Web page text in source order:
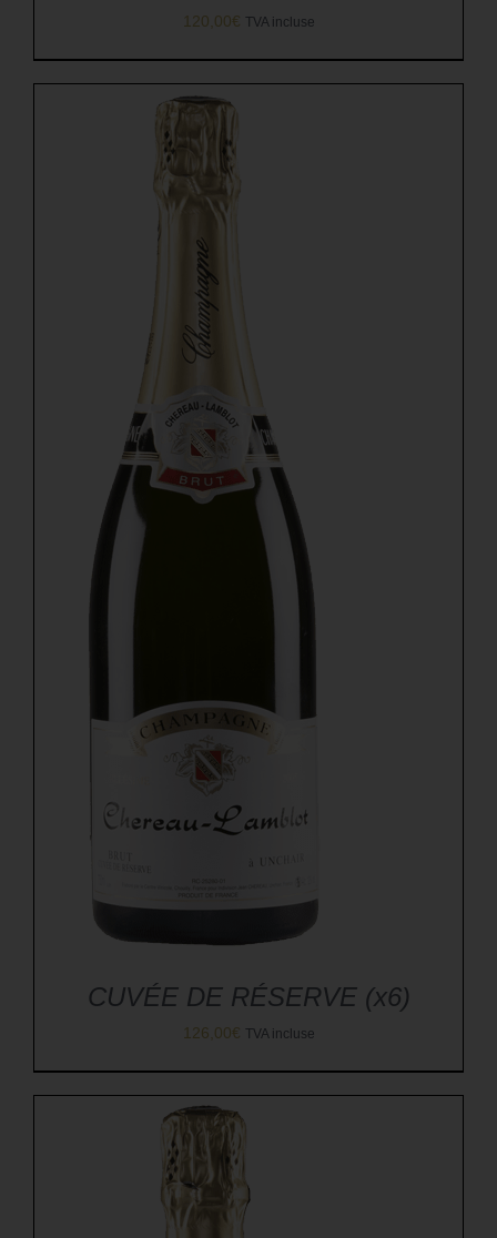
120,00€ TVA incluse
CUVÉE DE RÉSERVE (x6)
126,00€ TVA incluse